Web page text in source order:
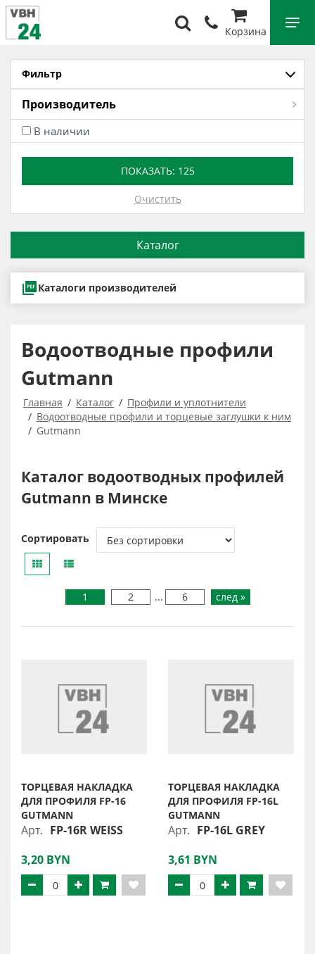
Корзина
Фильтр
Производитель
В наличии
ПОКАЗАТЬ: 125
Очистить
Каталог
Каталоги производителей
Водоотводные профили
Gutmann
Главная Каталог
Профили и уплотнители
Водоотводные профили и торцевые заглушки к ним
Gutmann
Каталог водоотводных профилей
Gutmann в Минске
Сортировать
1 2 ... 6 след »
ТОРЦЕВАЯ НАКЛАДКА
ДЛЯ ПРОФИЛЯ FP-16
GUTMANN
Арт. FP-16R WEISS
3,20 BYN
ТОРЦЕВАЯ НАКЛАДКА
ДЛЯ ПРОФИЛЯ FP-16L
GUTMANN
Арт. FP-16L GREY
3,61 BYN